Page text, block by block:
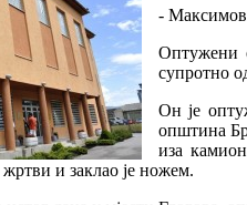
-
Оптужени
супротно
Он је
општина
иза
и заклао је ножем.